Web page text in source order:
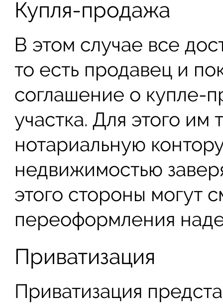
Купля-продажа
В этом случае все
то есть продавец и
соглашение о купле-
участка. Для этого им
нотариальную
недвижимостью
этого стороны могут
переоформления
Приватизация
Приватизация